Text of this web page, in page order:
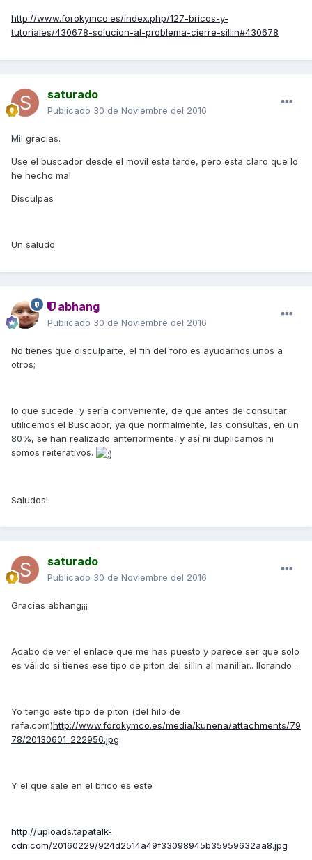
http://www.forokymco.es/index.php/127-bricos-y-
tutoriales/430678-solucion-al-problema-cierre-sillin#430678
saturado
Publicado 30 de Noviembre del 2016
Mil gracias.
Use el buscador desde el movil esta tarde, pero esta claro que lo
he hecho mal.
Disculpas
Un saludo
abhang
Publicado 30 de Noviembre del 2016
No tienes que disculparte, el fin del foro es ayudarnos unos a
otros;
lo que sucede, y sería conveniente, de que antes de consultar
utilicemos el Buscador, ya que normalmente, las consultas, en un
80%, se han realizado anteriormente, y así ni duplicamos ni
somos reiterativos.
Saludos!
saturado
Publicado 30 de Noviembre del 2016
Gracias abhang¡¡¡
Acabo de ver el enlace que me has puesto y parece ser que solo
es válido si tienes ese tipo de piton del sillin al manillar.. llorando_
Yo tengo este tipo de piton (del hilo de
rafa.com)http://www.forokymco.es/media/kunena/attachments/79
78/20130601_222956.jpg
Y el que sale en el brico es este
http://uploads.tapatalk-
cdn.com/20160229/924d2514a49f33098945b35959632aa8.jpg